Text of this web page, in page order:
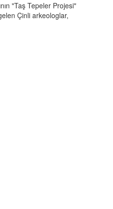
"Taş Tepeler Projesi"
Çinli arkeologlar,